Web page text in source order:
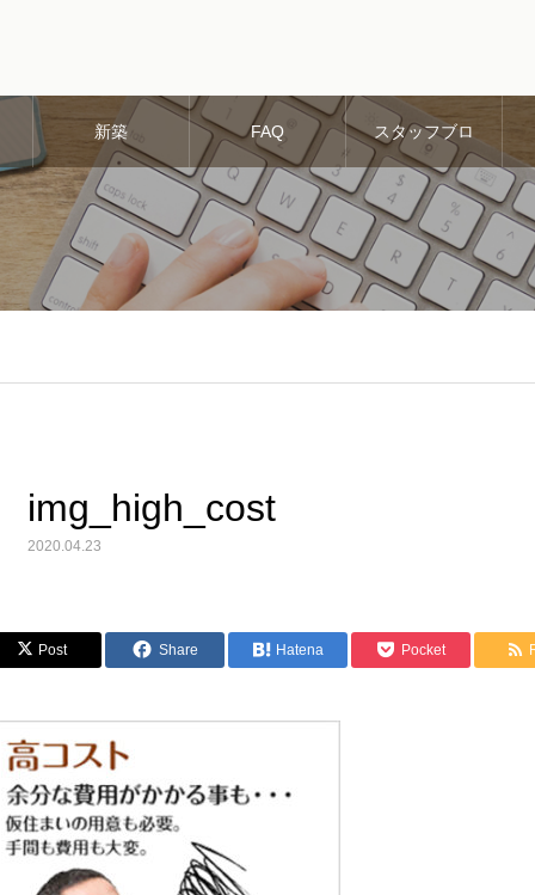
新築 FAQ スタッフブロ
グ
img_high_cost
2020.04.23
Post Share Hatena Pocket